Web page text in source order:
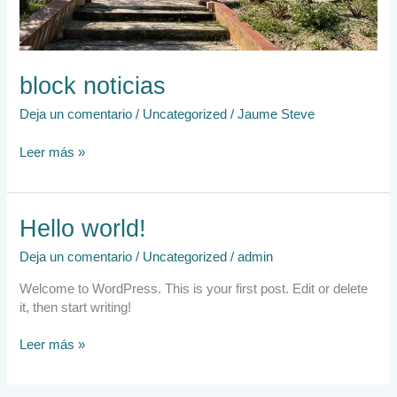
block noticias
Deja un comentario / Uncategorized /Jaume Steve
Leer más »
Hello world!
Deja un comentario / Uncategorized /admin
Welcome to WordPress. This is your first post. Edit or delete
it, then start writing!
Hello
world!
Leer más »